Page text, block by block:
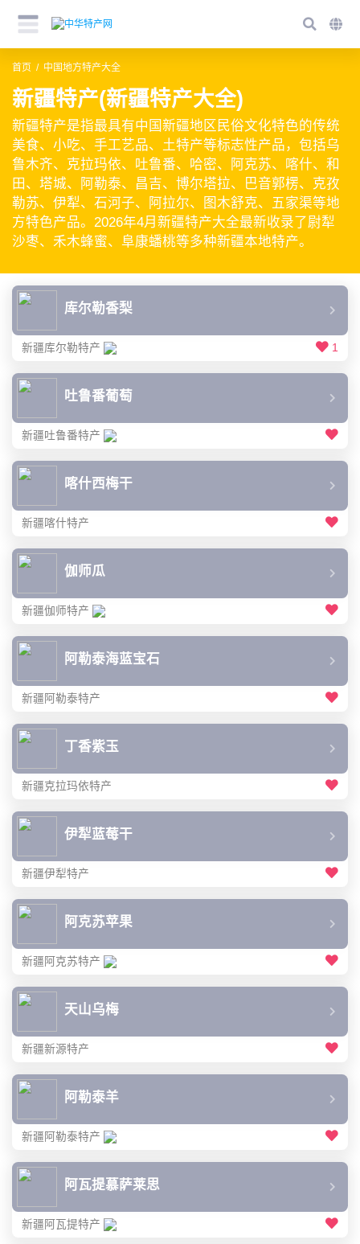
首页 中国地方特产大全
新疆特产(新疆特产大全)
新疆特产是指最具有中国新疆地区民俗文化特色的传统
美食、小吃、手工艺品、土特产等标志性产品，包括乌
鲁木齐、克拉玛依、吐鲁番、哈密、阿克苏、喀什、和
田、塔城、阿勒泰、昌吉、博尔塔拉、巴音郭楞、克孜
勒苏、伊犁、石河子、阿拉尔、图木舒克、五家渠等地
方特色产品。2026年4月新疆特产大全最新收录了尉犁
沙枣、禾木蜂蜜、阜康蟠桃等多种新疆本地特产。
库尔勒香梨
新疆库尔勒特产 1
吐鲁番葡萄
新疆吐鲁番特产
喀什西梅干
新疆喀什特产
伽师瓜
新疆伽师特产
阿勒泰海蓝宝石
新疆阿勒泰特产
丁香紫玉
新疆克拉玛依特产
伊犁蓝莓干
新疆伊犁特产
阿克苏苹果
新疆阿克苏特产
天山乌梅
新疆新源特产
阿勒泰羊
新疆阿勒泰特产
阿瓦提慕萨莱思
新疆阿瓦提特产